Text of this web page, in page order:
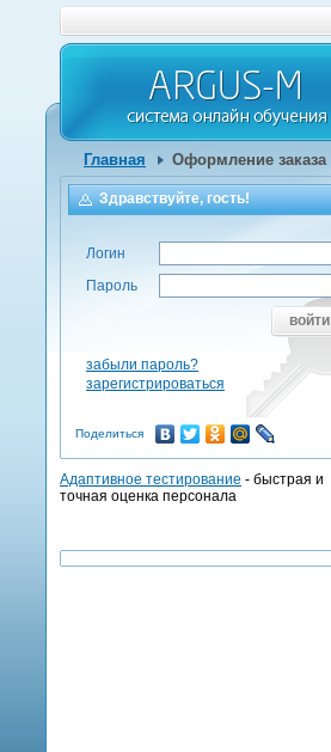
Главная Оформление заказа
Здравствуйте, гость!
Логин
Пароль
войти
забыли пароль?
зарегистрироваться
Поделиться
Адаптивное тестирование - быстрая и
точная оценка персонала